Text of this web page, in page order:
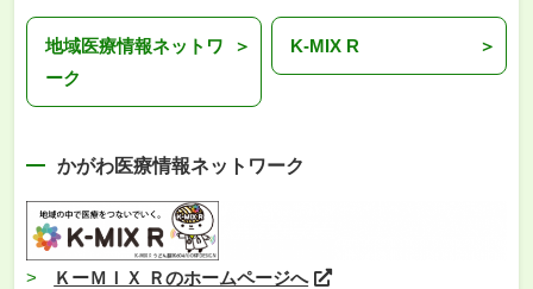
地域医療情報ネットワ
ーク
K-MIX R
かがわ医療情報ネットワーク
ＫーＭＩＸ Ｒのホームページへ